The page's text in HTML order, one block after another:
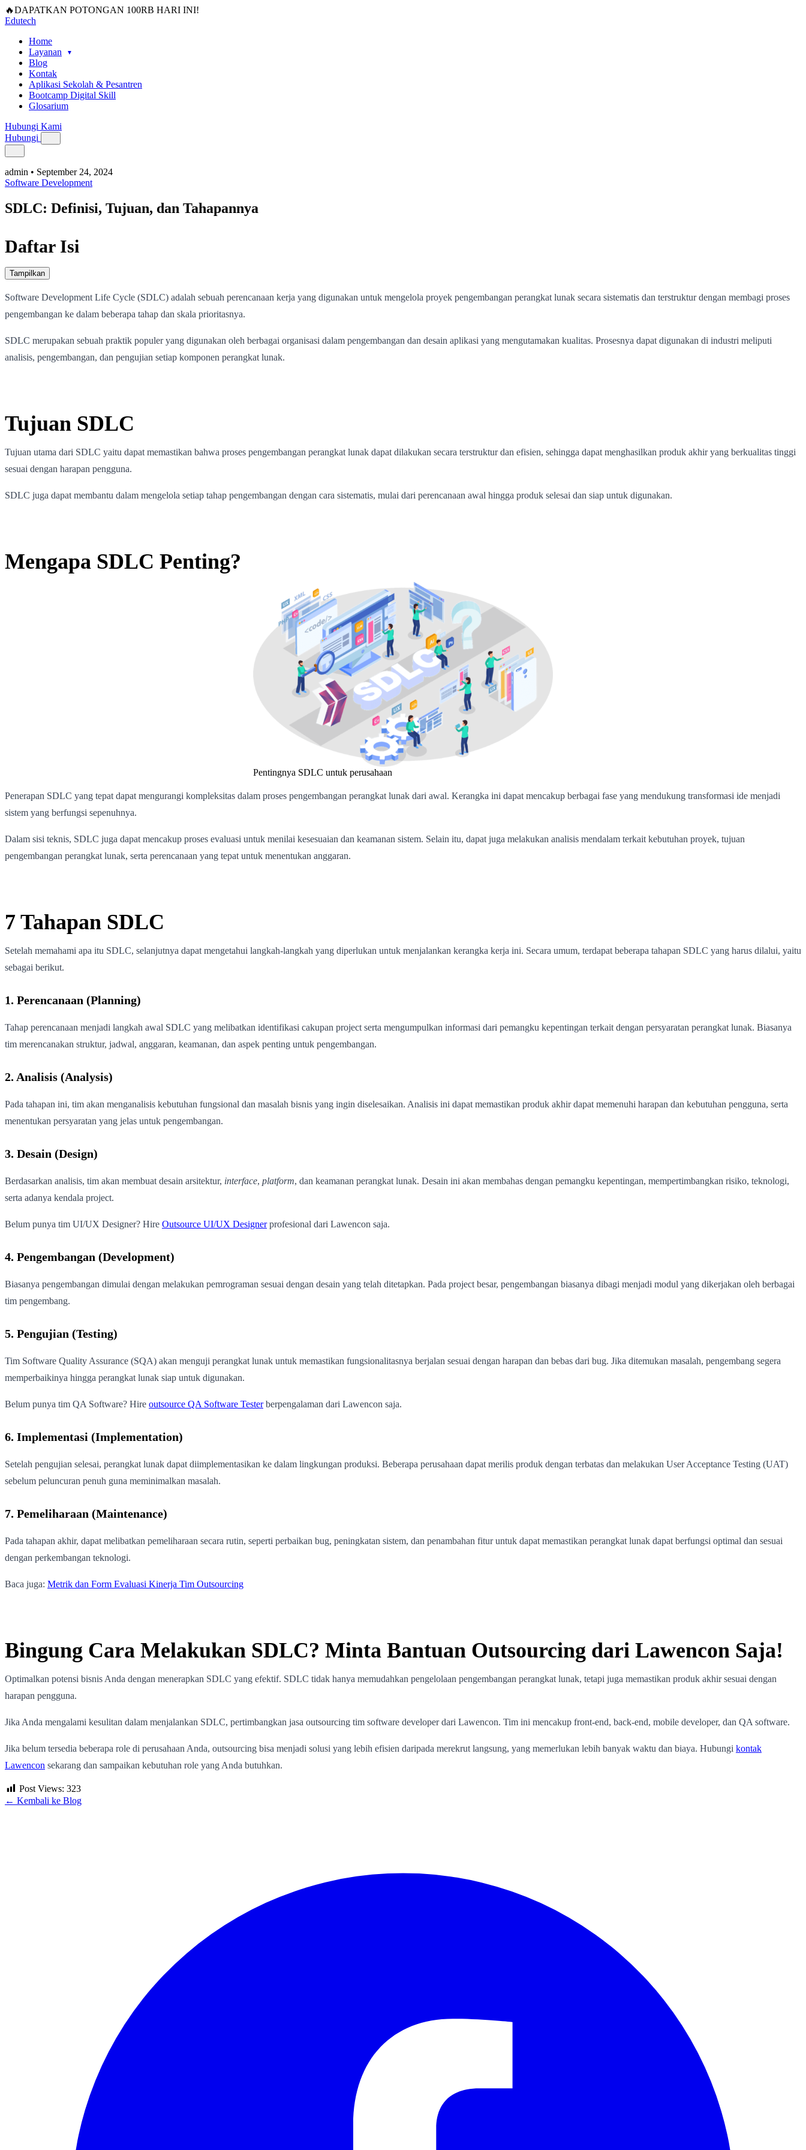
🔥DAPATKAN POTONGAN 100RB HARI INI!
Edutech
Home
Layanan
Blog
Kontak
Aplikasi Sekolah & Pesantren
Bootcamp Digital Skill
Glosarium
Hubungi Kami
Hubungi
admin • September 24, 2024
Software Development
SDLC: Definisi, Tujuan, dan Tahapannya
Daftar Isi
Tampilkan
Software Development Life Cycle (SDLC) adalah sebuah perencanaan kerja yang digunakan untuk mengelola proyek pengembangan perangkat lunak secara sistematis dan terstruktur dengan membagi proses
pengembangan ke dalam beberapa tahap dan skala prioritasnya.
SDLC merupakan sebuah praktik populer yang digunakan oleh berbagai organisasi dalam pengembangan dan desain aplikasi yang mengutamakan kualitas. Prosesnya dapat digunakan di industri meliputi
analisis, pengembangan, dan pengujian setiap komponen perangkat lunak.
Tujuan SDLC
Tujuan utama dari SDLC yaitu dapat memastikan bahwa proses pengembangan perangkat lunak dapat dilakukan secara terstruktur dan efisien, sehingga dapat menghasilkan produk akhir yang berkualitas tinggi
sesuai dengan harapan pengguna.
SDLC juga dapat membantu dalam mengelola setiap tahap pengembangan dengan cara sistematis, mulai dari perencanaan awal hingga produk selesai dan siap untuk digunakan.
Mengapa SDLC Penting?
Pentingnya SDLC untuk perusahaan
Penerapan SDLC yang tepat dapat mengurangi kompleksitas dalam proses pengembangan perangkat lunak dari awal. Kerangka ini dapat mencakup berbagai fase yang mendukung transformasi ide menjadi
sistem yang berfungsi sepenuhnya.
Dalam sisi teknis, SDLC juga dapat mencakup proses evaluasi untuk menilai kesesuaian dan keamanan sistem. Selain itu, dapat juga melakukan analisis mendalam terkait kebutuhan proyek, tujuan
pengembangan perangkat lunak, serta perencanaan yang tepat untuk menentukan anggaran.
7 Tahapan SDLC
Setelah memahami apa itu SDLC, selanjutnya dapat mengetahui langkah-langkah yang diperlukan untuk menjalankan kerangka kerja ini. Secara umum, terdapat beberapa tahapan SDLC yang harus dilalui, yaitu
sebagai berikut.
1. Perencanaan (Planning)
Tahap perencanaan menjadi langkah awal SDLC yang melibatkan identifikasi cakupan project serta mengumpulkan informasi dari pemangku kepentingan terkait dengan persyaratan perangkat lunak. Biasanya
tim merencanakan struktur, jadwal, anggaran, keamanan, dan aspek penting untuk pengembangan.
2. Analisis (Analysis)
Pada tahapan ini, tim akan menganalisis kebutuhan fungsional dan masalah bisnis yang ingin diselesaikan. Analisis ini dapat memastikan produk akhir dapat memenuhi harapan dan kebutuhan pengguna, serta
menentukan persyaratan yang jelas untuk pengembangan.
3. Desain (Design)
Berdasarkan analisis, tim akan membuat desain arsitektur, interface, platform, dan keamanan perangkat lunak. Desain ini akan membahas dengan pemangku kepentingan, mempertimbangkan risiko, teknologi,
serta adanya kendala project.
Belum punya tim UI/UX Designer? Hire Outsource UI/UX Designerprofesional dari Lawencon saja.
4. Pengembangan (Development)
Biasanya pengembangan dimulai dengan melakukan pemrograman sesuai dengan desain yang telah ditetapkan. Pada project besar, pengembangan biasanya dibagi menjadi modul yang dikerjakan oleh berbagai
tim pengembang.
5. Pengujian (Testing)
Tim Software Quality Assurance (SQA) akan menguji perangkat lunak untuk memastikan fungsionalitasnya berjalan sesuai dengan harapan dan bebas dari bug. Jika ditemukan masalah, pengembang segera
memperbaikinya hingga perangkat lunak siap untuk digunakan.
Belum punya tim QA Software? Hire outsource QA Software Testerberpengalaman dari Lawencon saja.
6. Implementasi (Implementation)
Setelah pengujian selesai, perangkat lunak dapat diimplementasikan ke dalam lingkungan produksi. Beberapa perusahaan dapat merilis produk dengan terbatas dan melakukan User Acceptance Testing (UAT)
sebelum peluncuran penuh guna meminimalkan masalah.
7. Pemeliharaan (Maintenance)
Pada tahapan akhir, dapat melibatkan pemeliharaan secara rutin, seperti perbaikan bug, peningkatan sistem, dan penambahan fitur untuk dapat memastikan perangkat lunak dapat berfungsi optimal dan sesuai
dengan perkembangan teknologi.
Baca juga: Metrik dan Form Evaluasi Kinerja Tim Outsourcing
Bingung Cara Melakukan SDLC? Minta Bantuan Outsourcing dari Lawencon Saja!
Optimalkan potensi bisnis Anda dengan menerapkan SDLC yang efektif. SDLC tidak hanya memudahkan pengelolaan pengembangan perangkat lunak, tetapi juga memastikan produk akhir sesuai dengan
harapan pengguna.
Jika Anda mengalami kesulitan dalam menjalankan SDLC, pertimbangkan jasa outsourcing tim software developer dari Lawencon. Tim ini mencakup front-end, back-end, mobile developer, dan QA software.
Jika belum tersedia beberapa role di perusahaan Anda, outsourcing bisa menjadi solusi yang lebih efisien daripada merekrut langsung, yang memerlukan lebih banyak waktu dan biaya. Hubungi kontak
Lawencon sekarang dan sampaikan kebutuhan role yang Anda butuhkan.
Post Views: 323
← Kembali ke Blog